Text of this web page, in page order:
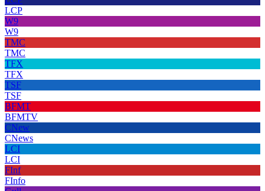
LCP
W9
W9
TMC
TMC
TFX
TFX
TSF
TSF
BFMT
BFMTV
CNew
CNews
LCI
LCI
FInf
FInfo